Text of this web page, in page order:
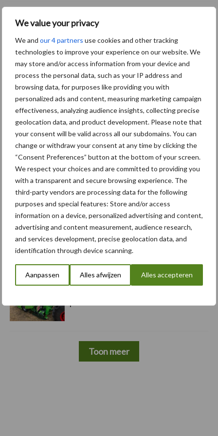
We value your privacy
We and our 4 partners use cookies and other tracking
technologies to improve your experience on our website. We
may store and/or access information from your device and
process the personal data, such as your IP address and
browsing data, for purposes like providing you with
personalized ads and content, measuring marketing campaign
effectiveness, analyzing audience insights, collecting precise
geolocation data, and product development. Please note that
your consent will be valid across all our subdomains. You can
change or withdraw your consent at any time by clicking the
“Consent Preferences” button at the bottom of your screen.
We respect your choices and are committed to providing you
with a transparent and secure browsing experience. The
third-party vendors are processing data for the following
purposes and special features: Store and/or access
information on a device, personalized advertising and content,
advertising and content measurement, audience research,
and services development, precise geolocation data, and
identification through device scanning.
Aanpassen Alles afwijzen Alles accepteren
Primaire
Sidebar
Recent nieuws Partner nieuws
6 aug
"Hoge verwachtingen van schijven
voor kouters"
5 aug
Albourgh Tyres breidt uit naar
nieuwe marktsegmenten
5 aug
Caterpillar breidt gamma
elektrische bulldozers uit
5 aug
Komatsu HM460-6 knikdumper legt
lat opnieuw hoger
Toon meer
Toon meer